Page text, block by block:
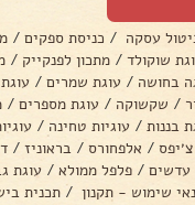
עסקה / כניסת ספקים /
שוקולד / מתכון לפנקייק /
בחושה / עוגת שמרים /
/ שקשוקה / עוגת מספרים /
בננות / עוגיות טחינה /
/ אלפחורס / בראוניז /
עדשים / פלפל ממולא / עוגת
שימוש - תקנון / תכנית